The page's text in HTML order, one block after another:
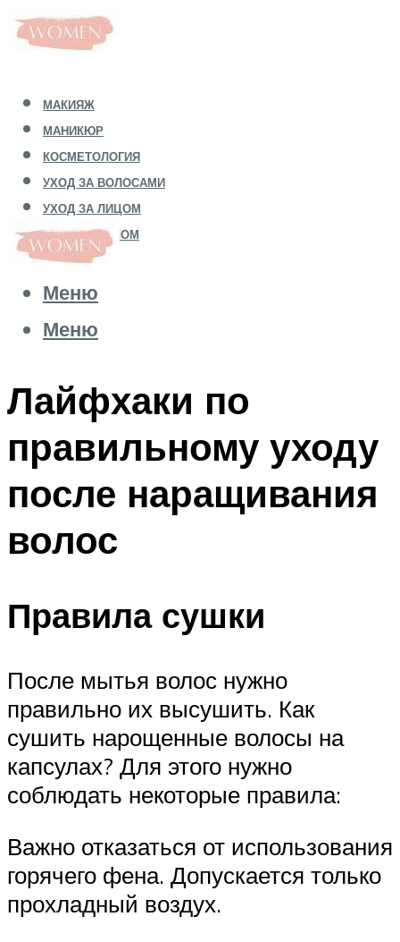
МАКИЯЖ
МАНИКЮР
КОСМЕТОЛОГИЯ
УХОД ЗА ВОЛОСАМИ
УХОД ЗА ЛИЦОМ
УХОД ЗА ТЕЛОМ
Меню
Меню
Лайфхаки по
правильному уходу
после наращивания
волос
Правила сушки
После мытья волос нужно
правильно их высушить. Как
сушить нарощенные волосы на
капсулах? Для этого нужно
соблюдать некоторые правила:
Важно отказаться от использования
горячего фена. Допускается только
прохладный воздух.